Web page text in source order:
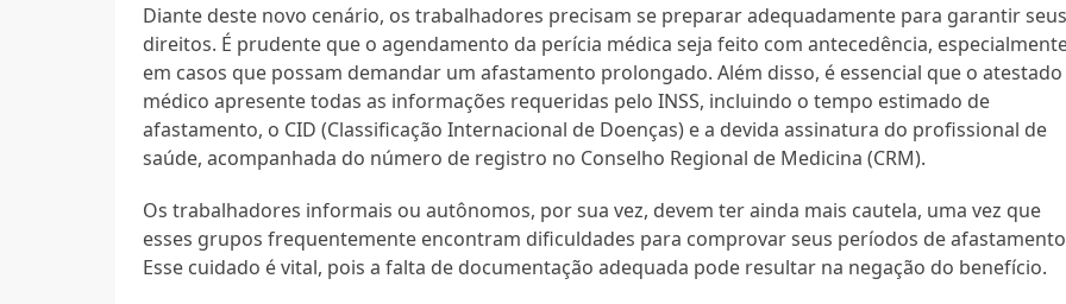
Diante deste novo cenário, os trabalhadores precisam se preparar adequadamente para garantir seus
direitos. É prudente que o agendamento da perícia médica seja feito com antecedência,
em casos que possam demandar um afastamento prolongado. Além disso, é essencial que o atestado
médico apresente todas as informações requeridas pelo INSS, incluindo o tempo estimado de
afastamento, o CID (Classificação Internacional de Doenças) e a devida assinatura do profissional de
saúde, acompanhada do número de registro no Conselho Regional de Medicina (CRM).
Os trabalhadores informais ou autônomos, por sua vez, devem ter ainda mais cautela, uma vez que
esses grupos frequentemente encontram dificuldades para comprovar seus períodos de
Esse cuidado é vital, pois a falta de documentação adequada pode resultar na negação do benefício.